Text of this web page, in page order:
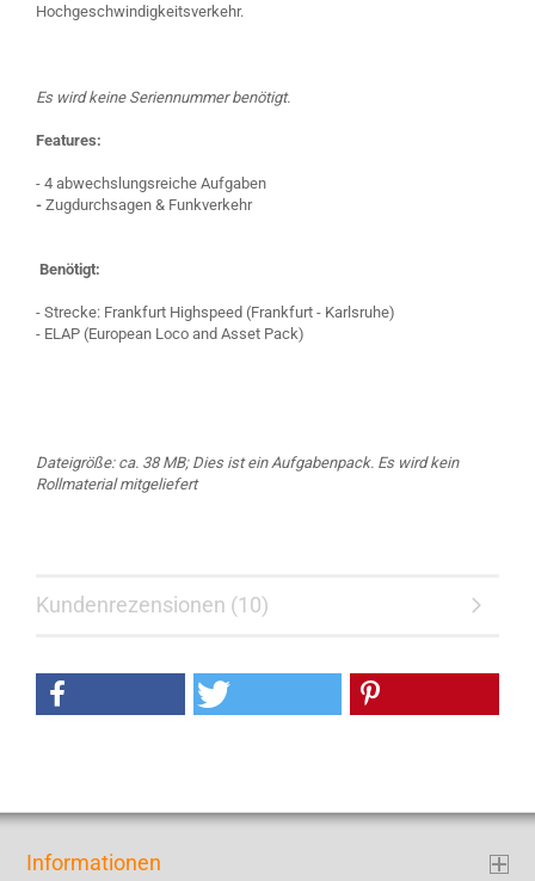
Hochgeschwindigkeitsverkehr.
Es wird keine Seriennummer benötigt.
Features:
- 4 abwechslungsreiche Aufgaben
- Zugdurchsagen & Funkverkehr
Benötigt:
- Strecke: Frankfurt Highspeed (Frankfurt - Karlsruhe)
- ELAP (European Loco and Asset Pack)
Dateigröße: ca. 38 MB; Dies ist ein Aufgabenpack. Es wird kein
Rollmaterial mitgeliefert
Kundenrezensionen (10)
Informationen